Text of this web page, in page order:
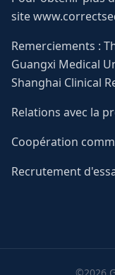
site
Remerciements :
Guangxi Medical
Shanghai Clinical
Relations avec la
Coopération
Recrutement